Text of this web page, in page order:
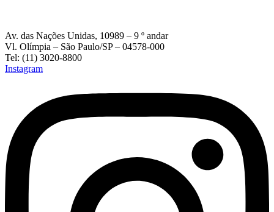
Av. das Nações Unidas, 10989 – 9 º andar
Vl. Olímpia – São Paulo/SP – 04578-000
Tel: (11) 3020-8800
Instagram